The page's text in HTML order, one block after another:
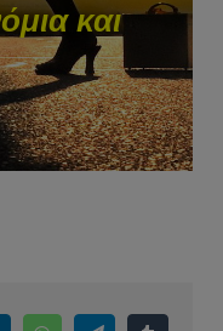
και